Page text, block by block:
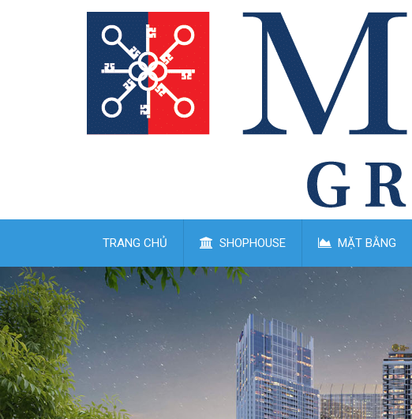
TRANG CHỦ SHOPHOUSE MẶT BẰNG